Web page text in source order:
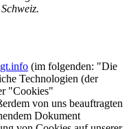
(im folgenden: "Die
Technologien (der
"Cookies"
von uns beauftragten
Dokument